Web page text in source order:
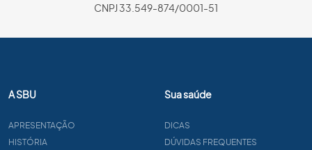
CNPJ 33.549-874/0001-51
A SBU
APRESENTAÇÃO
HISTÓRIA
Sua saúde
DICAS
DÚVIDAS FREQUENTES